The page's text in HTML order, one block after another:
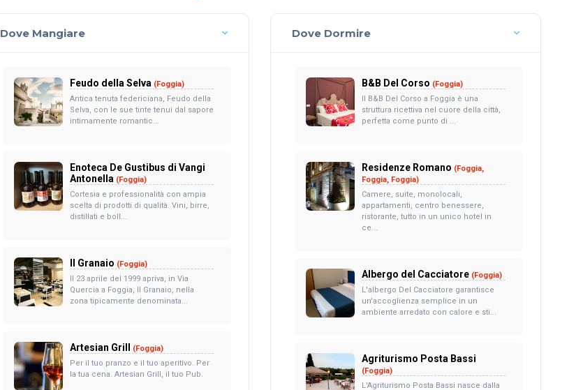
Dove Mangiare
Feudo della Selva (Foggia)
Antica tenuta federiciana, Feudo della
Selva, con le sue tinte tenui dal sapore
intimamente romantic...
Enoteca De Gustibus di Vangi
Antonella (Foggia)
Cortesia e professionalità con ampia
scelta di prodotti di qualità. Vini, birre,
distillati e boll...
Il Granaio (Foggia)
Il 23 aprile del 1999 apriva, in Via
Quercia a Foggia, Il Granaio, nella
zona tipicamente denominata...
Artesian Grill
(Foggia)
Per il tuo pranzo e il tuo aperitivo. Per
la tua cena. Artesian Grill, il tuo Pub.
Dove Dormire
B&B Del Corso (Foggia)
Il B&B Del Corso a Foggia è una
struttura ricettiva nel cuore della città,
perfetta come punto di ...
Residenze Romano (Foggia,
Foggia, Foggia)
Camere, suite, monolocali,
appartamenti, centro benessere,
ristorante, tutto in un unico hotel in
ce...
Albergo del Cacciatore (Foggia)
L'albergo Del Cacciatore garantisce
un'accoglienza semplice in un
ambiente arredato con calore e sti...
Agriturismo Posta Bassi
(Foggia)
L'Agriturismo Posta Bassi nasce dalla